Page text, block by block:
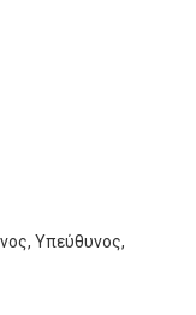
Υπεύθυνος,